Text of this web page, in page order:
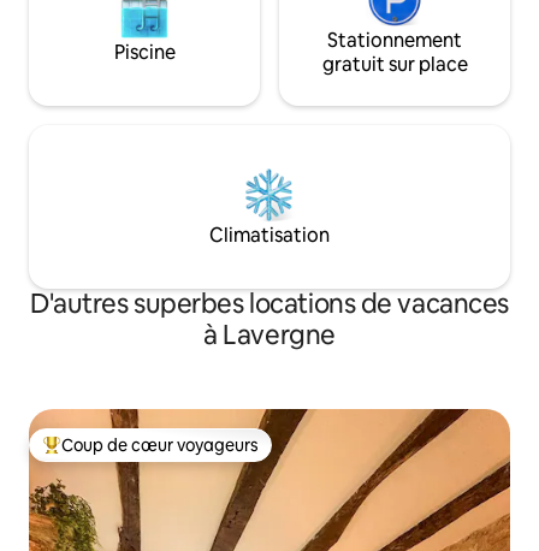
Piscine
Stationnement
gratuit sur place
Climatisation
D'autres superbes locations de vacances
à Lavergne
Coup de cœur voyageurs parmi les plus aimés
Coup de cœur voyageurs